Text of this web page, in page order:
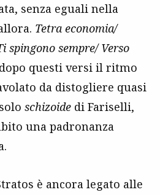
senza eguali nella
Tetra economia/
spingono sempre/ Verso
questi versi il ritmo
da distogliere quasi
schizoide di Fariselli,
una padronanza
è ancora legato alle